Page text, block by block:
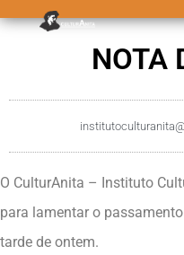
NOTA
O CulturAnita – Instituto
para lamentar o
tarde de ontem.